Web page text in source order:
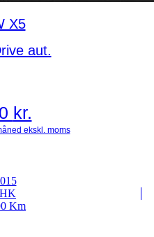
X5
aut.
kr.
Km